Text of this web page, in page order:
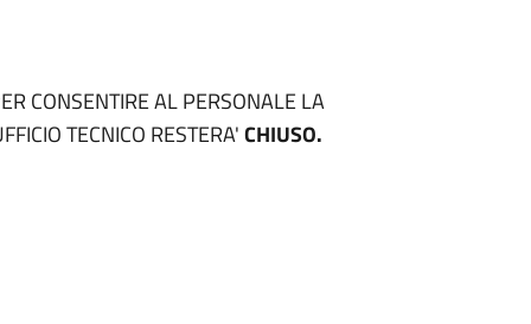
CONSENTIRE AL PERSONALE LA
TECNICO RESTERA'CHIUSO.